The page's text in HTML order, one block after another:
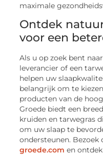
maximale
Ontdek
voor een
Als u op zoek bent
leverancier of een
helpen uw
belangrijk om te
producten van de
Groede biedt een
kruiden en tarwegras
om uw slaap te
ondersteunen. Bezoek
groede.com en